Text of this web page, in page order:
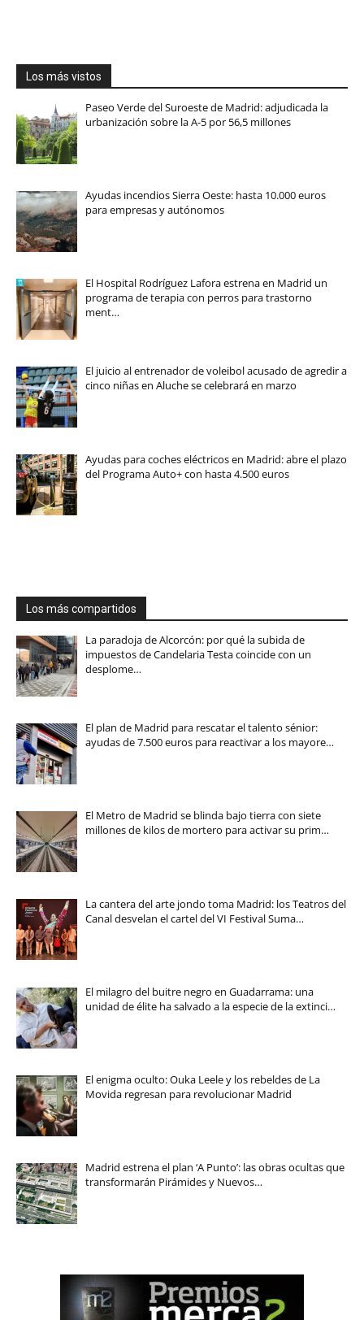
Los más vistos
Paseo Verde del Suroeste de Madrid: adjudicada la
urbanización sobre la A-5 por 56,5 millones
Ayudas incendios Sierra Oeste: hasta 10.000 euros
para empresas y autónomos
El Hospital Rodríguez Lafora estrena en Madrid un
programa de terapia con perros para trastorno
ment…
El juicio al entrenador de voleibol acusado de agredir a
cinco niñas en Aluche se celebrará en marzo
Ayudas para coches eléctricos en Madrid: abre el plazo
del Programa Auto+ con hasta 4.500 euros
Los más compartidos
La paradoja de Alcorcón: por qué la subida de
impuestos de Candelaria Testa coincide con un
desplome…
El plan de Madrid para rescatar el talento sénior:
ayudas de 7.500 euros para reactivar a los mayore…
El Metro de Madrid se blinda bajo tierra con siete
millones de kilos de mortero para activar su prim…
La cantera del arte jondo toma Madrid: los Teatros del
Canal desvelan el cartel del VI Festival Suma…
El milagro del buitre negro en Guadarrama: una
unidad de élite ha salvado a la especie de la extinci…
El enigma oculto: Ouka Leele y los rebeldes de La
Movida regresan para revolucionar Madrid
Madrid estrena el plan ‘A Punto’: las obras ocultas que
transformarán Pirámides y Nuevos…